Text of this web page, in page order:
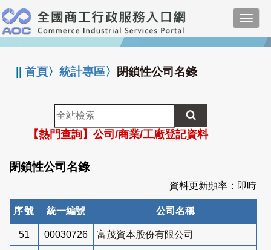
跳
到
主
要
:::
||首頁〉統計專區〉 閉鎖性公司名錄
全
站
檢
索
【熱門查詢】公司/商業/工廠登記資料
閉鎖性公司名錄
資料更新頻率：即時
序號 統一編號 公司名稱
51 00030726 富茂資本股份有限公司